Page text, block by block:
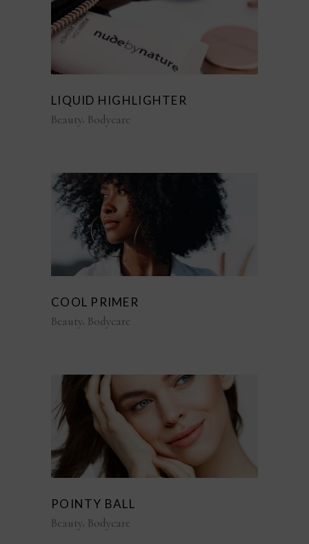
LIQUID HIGHLIGHTER
Beauty Bodycare
COOL PRIMER
Beauty Bodycare
POINTY BALL
Beauty Bodycare